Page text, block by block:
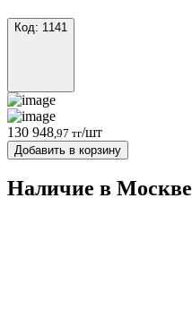
Код: 1141
130 948 ,97 тг/шт
Добавить в корзину
Наличие в Москвe